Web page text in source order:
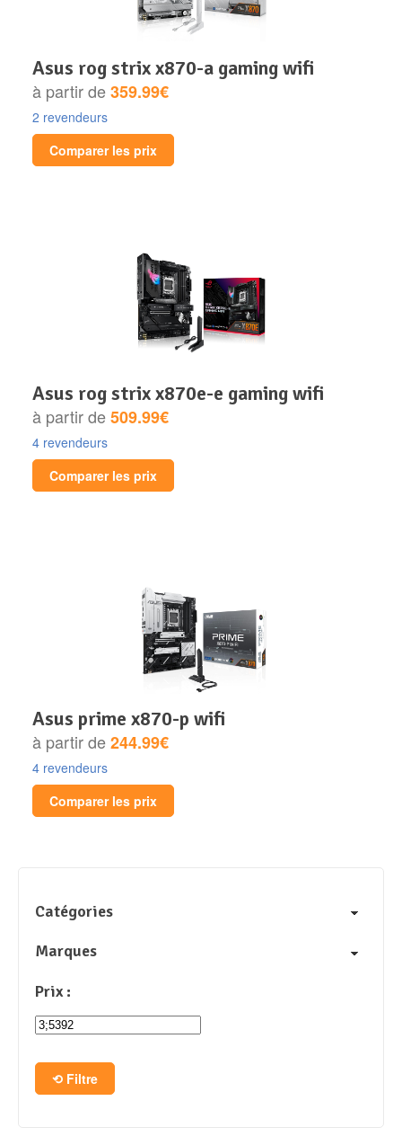
asus rog strix x870-a gaming wifi
à partir de359.99€
2 revendeurs
Comparer les prix
asus rog strix x870e-e gaming wifi
à partir de509.99€
4 revendeurs
Comparer les prix
asus prime x870-p wifi
à partir de244.99€
4 revendeurs
Comparer les prix
Catégories
Marques
Prix :
Filtre